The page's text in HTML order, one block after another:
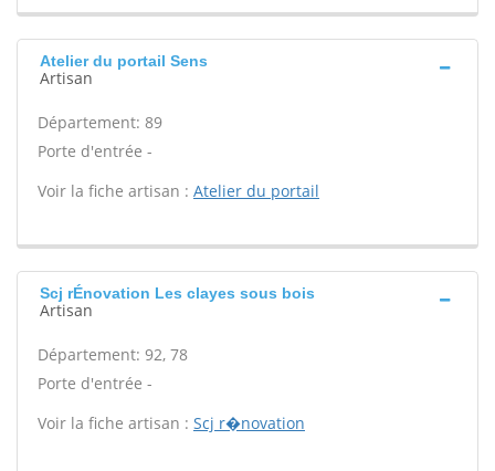
Atelier du portail Sens
Artisan
Département: 89
Porte d'entrée -
Voir la fiche artisan : Atelier du portail
Scj rÉnovation Les clayes sous bois
Artisan
Département: 92, 78
Porte d'entrée -
Voir la fiche artisan : Scj r�novation